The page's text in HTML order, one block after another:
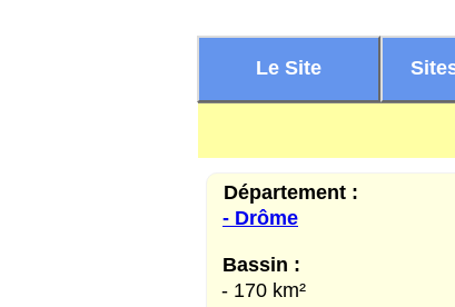
Le Site
Département :
- Drôme
Bassin :
- 170 km²